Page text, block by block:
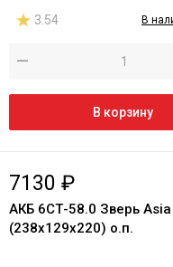
3.54 В
—
В корзину
7130 ₽
АКБ 6СТ-58.0 Зверь
(238х129х220) о.п.